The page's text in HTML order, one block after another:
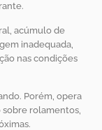
acúmulo de
inadequada,
nas condições
Porém, opera
sobre rolamentos,